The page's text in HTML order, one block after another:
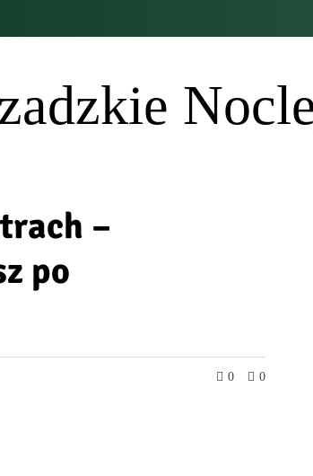
–
po
0 0